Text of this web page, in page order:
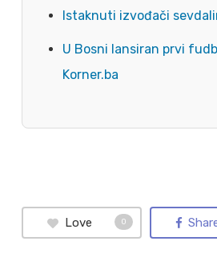
Istaknuti izvođači
U Bosni lansiran prvi
Korner.ba
Love 0